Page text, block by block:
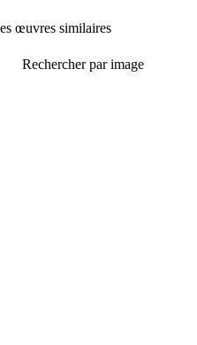
œuvres similaires
Rechercher par image